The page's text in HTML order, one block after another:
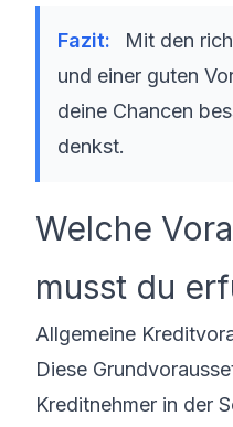
Mit den
und einer guten
deine Chancen
denkst.
Welche
musst du
Allgemeine
Diese
Kreditnehmer in der